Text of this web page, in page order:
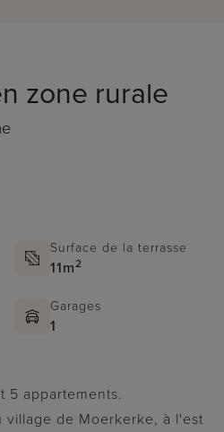
zone rurale
Surface de la terrasse
11m2
Garages
1
5 appartements.
de Moerkerke, à l'est